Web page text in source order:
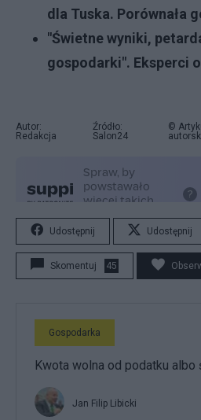
dla Tuska. Porównała
"Świetne wyniki,
gospodarki". Eksperci
Autor:
Redakcja
Źródło:
Salon24
©
Udostępnij Udostępnij
Skomentuj 45
Gospodarka
Kwota wolna od podatku albo
Jan Filip Libicki